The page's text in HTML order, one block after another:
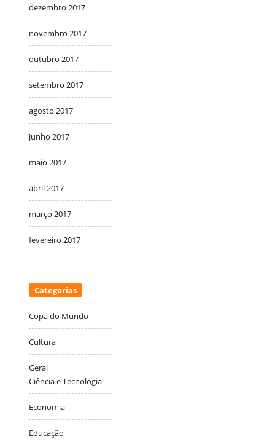
dezembro 2017
novembro 2017
outubro 2017
setembro 2017
agosto 2017
junho 2017
maio 2017
abril 2017
março 2017
fevereiro 2017
Categorias
Copa do Mundo
Cultura
Geral
Ciência e Tecnologia
Economia
Educação